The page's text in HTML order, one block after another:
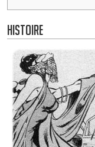
Histoire